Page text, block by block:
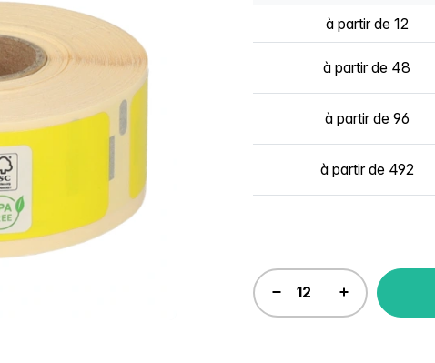
à partir de 12
à partir de 48
à partir de 96
à partir de 492